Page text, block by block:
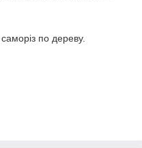
по дереву.